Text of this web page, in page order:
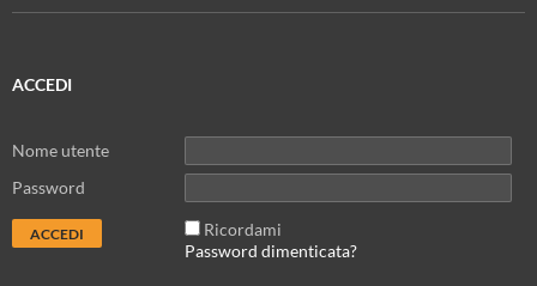
ACCEDI
Nome utente
Password
Ricordami
Password dimenticata?